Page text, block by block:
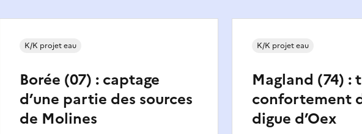
Borée (07) : captage
d’une partie des sources
de Molines
K/K projet eau
Magland (74) :
confortement
digue d’Oex
K/K projet eau